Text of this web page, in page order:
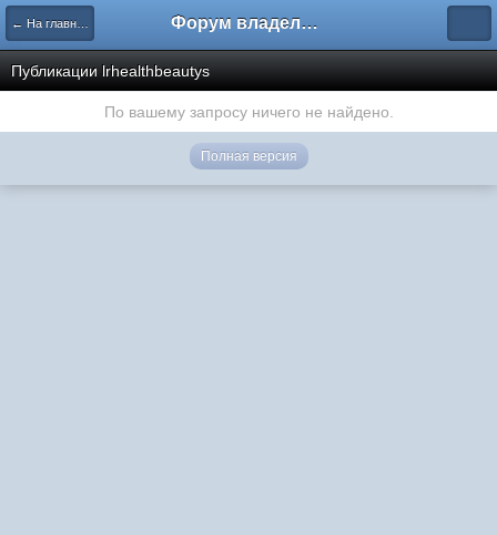
← На главную Форум владельцев интернет-магазинов
Публикации lrhealthbeautys
По вашему запросу ничего не найдено.
Полная версия